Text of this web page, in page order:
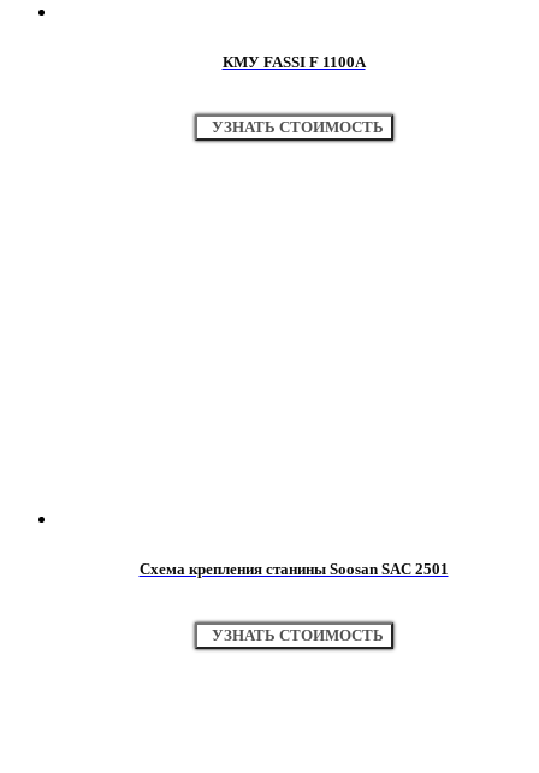
КМУ FASSI F 1100A
УЗНАТЬ СТОИМОСТЬ
Схема крепления станины Soosan SAC 2501
УЗНАТЬ СТОИМОСТЬ